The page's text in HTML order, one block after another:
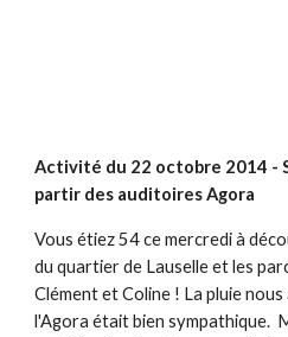
Activité du 22 octobre 2014 -
partir des auditoires Agora
Vous étiez 54 ce mercredi à
du quartier de Lauselle et les
Clément et Coline ! La pluie
l'Agora était bien sympathique.